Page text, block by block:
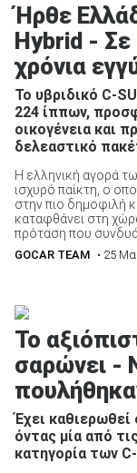
Ήρθε
Hybrid - Σε
χρόνια
Το υβριδικό C-
224 ίππων,
οικογένεια και
δελεαστικό
Η ελληνική αγορά
ισχυρό παίκτη, ο
στην πιο δημοφιλή
καταφθάνει στη
πρόταση που
GOCAR TEAM • 25
Το
σαρώνει -
Έχει καθιερωθεί
όντας μία από
κατηγορία των